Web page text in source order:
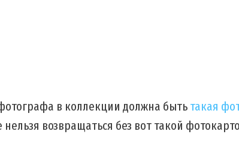
в коллекции должна бытьтакая
возвращаться без вот такой